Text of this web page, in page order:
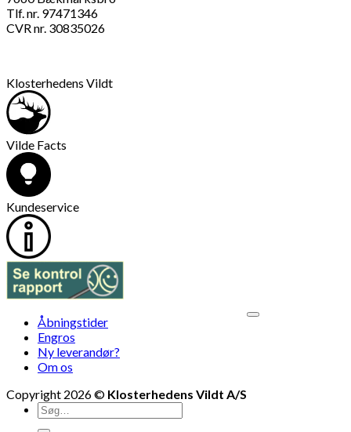
Tlf. nr. 97471346
CVR nr. 30835026
Klosterhedens Vildt
Vilde Facts
Kundeservice
Åbningstider
Engros
Ny leverandør?
Om os
Copyright 2026 © Klosterhedens Vildt A/S
Søg
efter: